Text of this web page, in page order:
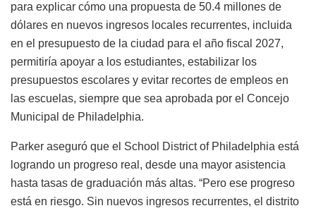
para explicar cómo una propuesta de 50.4 millones de
dólares en nuevos ingresos locales recurrentes, incluida
en el presupuesto de la ciudad para el año fiscal 2027,
permitiría apoyar a los estudiantes, estabilizar los
presupuestos escolares y evitar recortes de empleos en
las escuelas, siempre que sea aprobada por el Concejo
Municipal de Philadelphia.
Parker aseguró que el School District of Philadelphia está
logrando un progreso real, desde una mayor asistencia
hasta tasas de graduación más altas. “Pero ese progreso
está en riesgo. Sin nuevos ingresos recurrentes, el distrito